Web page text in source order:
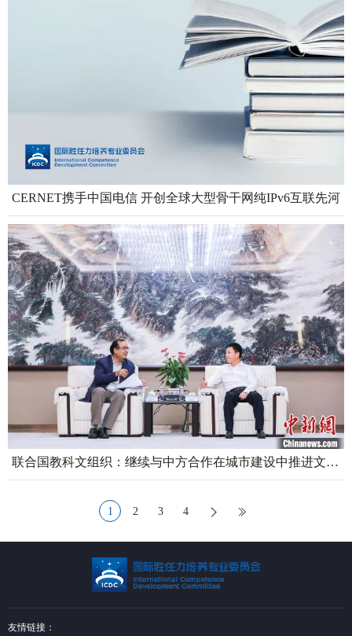
CERNET携手中国电信 开创全球大型骨干网纯IPv6互联先河
联合国教科文组织：继续与中方合作在城市建设中推进文化传承
1 2 3 4
友情链接：